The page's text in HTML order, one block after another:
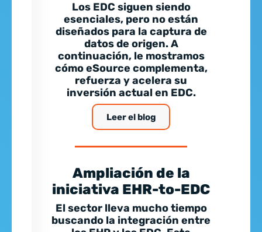
Los EDC siguen siendo
esenciales, pero no están
diseñados para la captura de
datos de origen. A
continuación, le mostramos
cómo eSource complementa,
refuerza y acelera su
inversión actual en EDC.
Leer el blog
Ampliación de la
iniciativa EHR-to-EDC
El sector lleva mucho tiempo
buscando la integración entre